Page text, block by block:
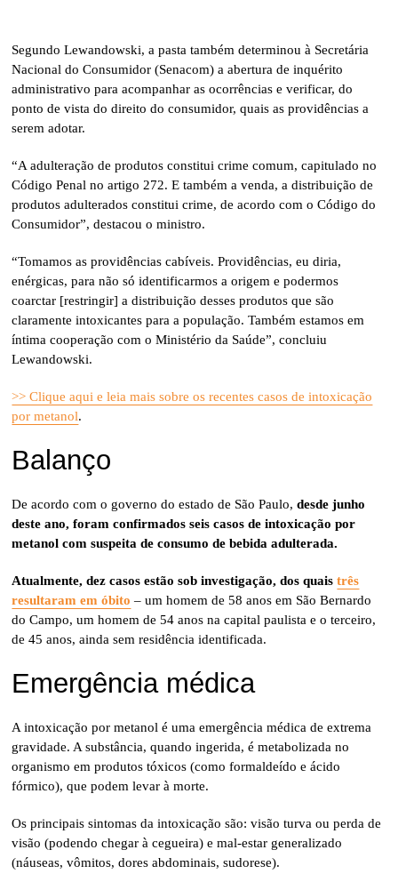
Segundo Lewandowski, a pasta também determinou à Secretária
Nacional do Consumidor (Senacom) a abertura de inquérito
administrativo para acompanhar as ocorrências e verificar, do
ponto de vista do direito do consumidor, quais as providências a
serem adotar.
“A adulteração de produtos constitui crime comum, capitulado no
Código Penal no artigo 272. E também a venda, a distribuição de
produtos adulterados constitui crime, de acordo com o Código do
Consumidor”, destacou o ministro.
“Tomamos as providências cabíveis. Providências, eu diria,
enérgicas, para não só identificarmos a origem e podermos
coarctar [restringir] a distribuição desses produtos que são
claramente intoxicantes para a população. Também estamos em
íntima cooperação com o Ministério da Saúde”, concluiu
Lewandowski.
>> Clique aqui e leia mais sobre os recentes casos de intoxicação
por metanol.
Balanço
De acordo com o governo do estado de São Paulo,desde junho
deste ano, foram confirmados seis casos de intoxicação por
metanol com suspeita de consumo de bebida adulterada.
Atualmente, dez casos estão sob investigação, dos quaistrês
resultaram em óbito – um homem de 58 anos em São Bernardo
do Campo, um homem de 54 anos na capital paulista e o terceiro,
de 45 anos, ainda sem residência identificada.
Emergência médica
A intoxicação por metanol é uma emergência médica de extrema
gravidade. A substância, quando ingerida, é metabolizada no
organismo em produtos tóxicos (como formaldeído e ácido
fórmico), que podem levar à morte.
Os principais sintomas da intoxicação são: visão turva ou perda de
visão (podendo chegar à cegueira) e mal-estar generalizado
(náuseas, vômitos, dores abdominais, sudorese).